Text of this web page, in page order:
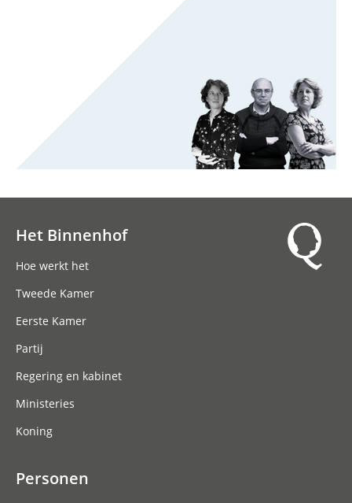
Het Binnenhof
Hoe werkt het
Tweede Kamer
Eerste Kamer
Partij
Regering en kabinet
Ministeries
Koning
Personen